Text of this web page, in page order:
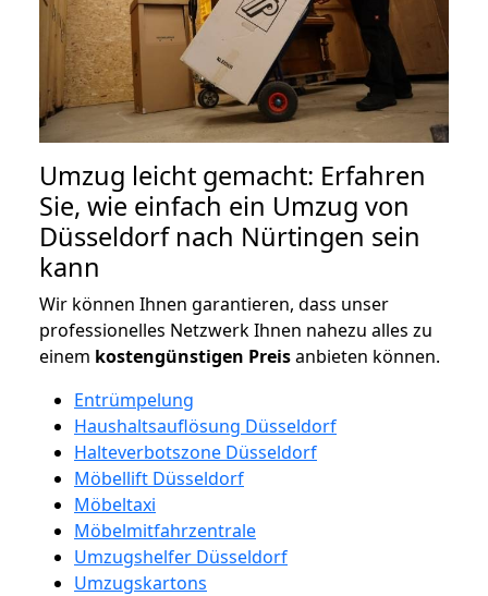
Umzug leicht gemacht: Erfahren
Sie, wie einfach ein Umzug von
Düsseldorf nach Nürtingen sein
kann
Wir können Ihnen garantieren, dass unser
professionelles Netzwerk Ihnen nahezu alles zu
einem kostengünstigen Preisanbieten können.
Entrümpelung
Haushaltsauflösung Düsseldorf
Halteverbotszone Düsseldorf
Möbellift Düsseldorf
Möbeltaxi
Möbelmitfahrzentrale
Umzugshelfer Düsseldorf
Umzugskartons